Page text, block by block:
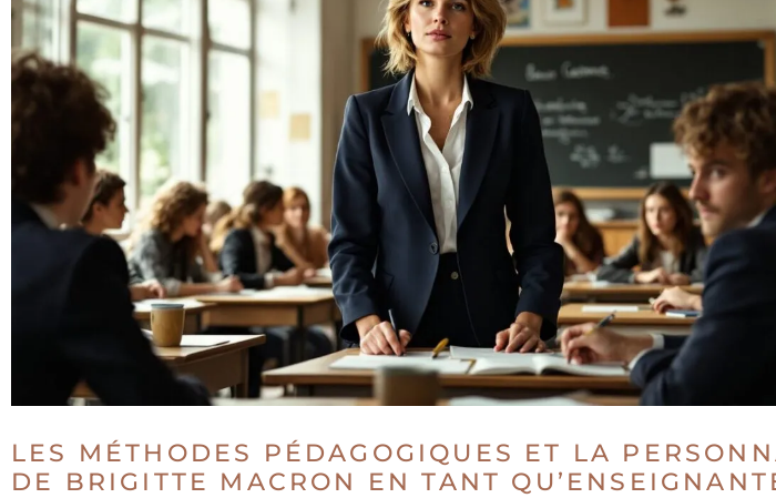
LES MÉTHODES PÉDAGOGIQUES ET LA
DE BRIGITTE MACRON EN TANT